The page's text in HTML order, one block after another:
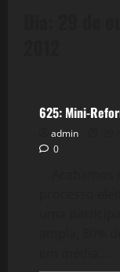
625: Mini-
admin
0